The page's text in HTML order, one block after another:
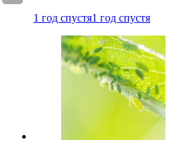
1 год спустя1 год спустя